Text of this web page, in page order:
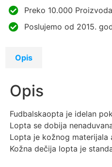
Preko 10.000
Poslujemo od 2015.
Opis
Opis
Fudbalskaopta je idelan
Lopta se dobija
Lopta je kožnog materijala
​Kožna dečija lopta je